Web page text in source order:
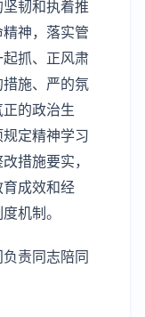
韧和执着推
神，落实管
抓、正风肃
施、严的氛
的政治生
定精神学习
措施要实，
成效和经
机制。
责同志陪同